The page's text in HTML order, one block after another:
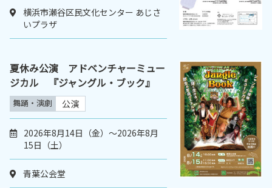
横浜市瀬谷区民文化センター あじさ
いプラザ
夏休み公演 アドベンチャーミュー
ジカル 『ジャングル・ブック』
舞踊・演劇 公演
2026年8月14日（金）～2026年8月
15日（土）
青葉公会堂